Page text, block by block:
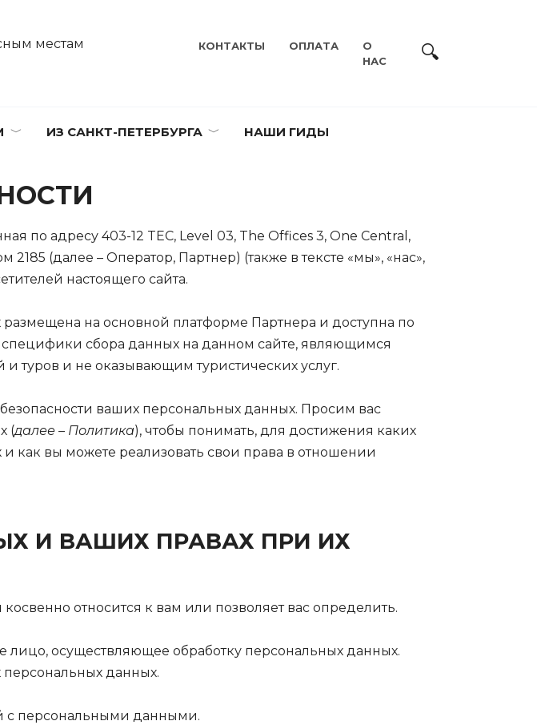
местам
КОНТАКТЫ ОПЛАТА
О
НАС
ИЗ САНКТ-ПЕТЕРБУРГА НАШИ ГИДЫ
по адресу 403-12 TEC, Level 03, The Offices 3, One Central,
(далее – Оператор, Партнер) (также в тексте «мы», «нас»,
настоящего сайта.
на основной платформе Партнера и доступна по
сбора данных на данном сайте, являющимся
и не оказывающим туристических услуг.
ваших персональных данных. Просим вас
(далее – Политика), чтобы понимать, для достижения каких
как вы можете реализовать свои права в отношении
И ВАШИХ ПРАВАХ ПРИ ИХ
относится к вам или позволяет вас определить.
осуществляющее обработку персональных данных.
данных.
с персональными данными.